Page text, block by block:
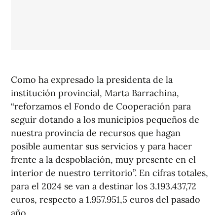
Como ha expresado la presidenta de la
institución provincial, Marta Barrachina,
“reforzamos el Fondo de Cooperación para
seguir dotando a los municipios pequeños de
nuestra provincia de recursos que hagan
posible aumentar sus servicios y para hacer
frente a la despoblación, muy presente en el
interior de nuestro territorio”. En cifras totales,
para el 2024 se van a destinar los 3.193.437,72
euros, respecto a 1.957.951,5 euros del pasado